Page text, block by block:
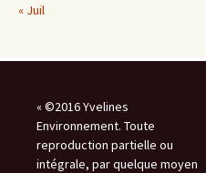
« Juil
« ©2016 Yvelines
Environnement. Toute
reproduction partielle ou
intégrale, par quelque moyen